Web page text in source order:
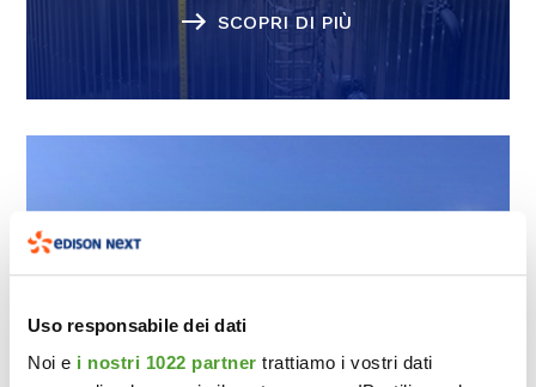
Uso responsabile dei dati
Noi e i nostri 1022 partner trattiamo i vostri dati
SCOPRI DI PIÙ